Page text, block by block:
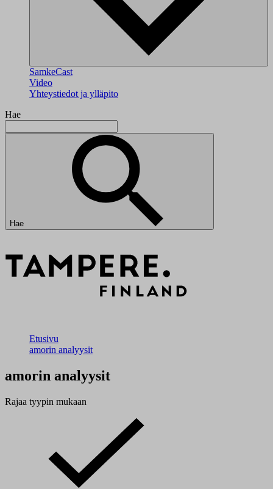
SamkeCast
Video
Yhteystiedot ja ylläpito
Hae
Hae
Etusivu
amorin analyysit
amorin analyysit
Rajaa tyypin mukaan